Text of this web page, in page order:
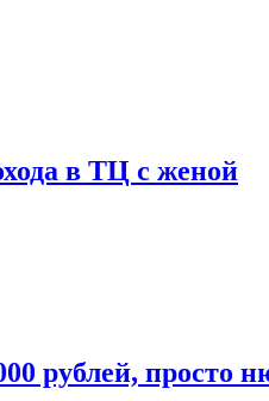
в ТЦ с женой
рублей, просто